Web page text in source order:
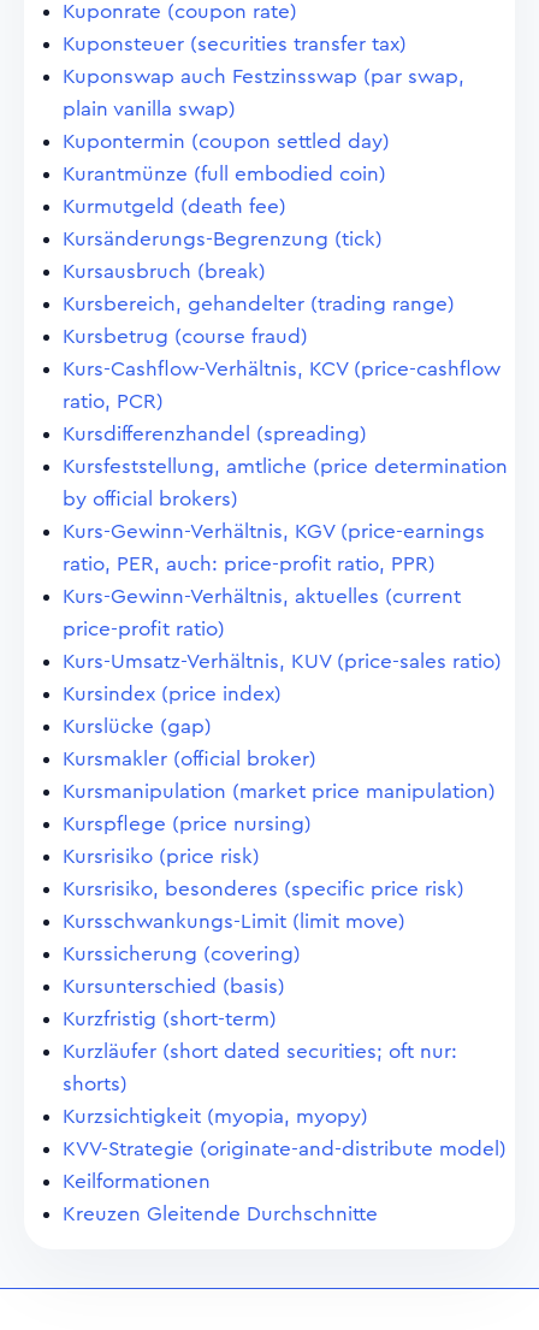
Kuponrate (coupon rate)
Kuponsteuer (securities transfer tax)
Kuponswap auch Festzinsswap (par swap,
plain vanilla swap)
Kupontermin (coupon settled day)
Kurantmünze (full embodied coin)
Kurmutgeld (death fee)
Kursänderungs-Begrenzung (tick)
Kursausbruch (break)
Kursbereich, gehandelter (trading range)
Kursbetrug (course fraud)
Kurs-Cashflow-Verhältnis, KCV (price-cashflow
ratio, PCR)
Kursdifferenzhandel (spreading)
Kursfeststellung, amtliche (price determination
by official brokers)
Kurs-Gewinn-Verhältnis, KGV (price-earnings
ratio, PER, auch: price-profit ratio, PPR)
Kurs-Gewinn-Verhältnis, aktuelles (current
price-profit ratio)
Kurs-Umsatz-Verhältnis, KUV (price-sales ratio)
Kursindex (price index)
Kurslücke (gap)
Kursmakler (official broker)
Kursmanipulation (market price manipulation)
Kurspflege (price nursing)
Kursrisiko (price risk)
Kursrisiko, besonderes (specific price risk)
Kursschwankungs-Limit (limit move)
Kurssicherung (covering)
Kursunterschied (basis)
Kurzfristig (short-term)
Kurzläufer (short dated securities; oft nur:
shorts)
Kurzsichtigkeit (myopia, myopy)
KVV-Strategie (originate-and-distribute model)
Keilformationen
Kreuzen Gleitende Durchschnitte